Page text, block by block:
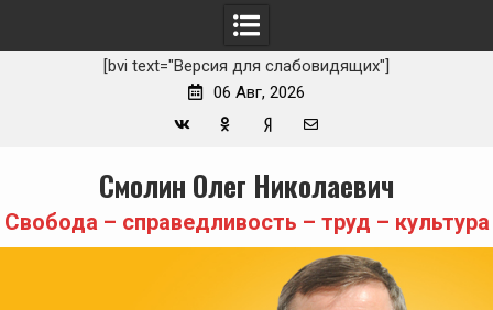
[bvi text="Версия для слабовидящих"]
06 Авг, 2026
Zen
mail
content
Смолин Олег Николаевич
Свобода – справедливость – труд – культура